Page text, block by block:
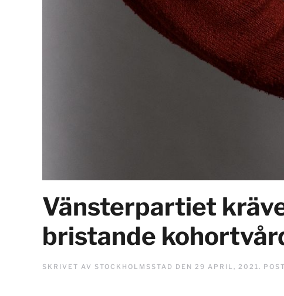
Vänsterpartiet
bristande
SKRIVET AV STOCKHOLMSSTAD DEN 29 APRIL, 2021.